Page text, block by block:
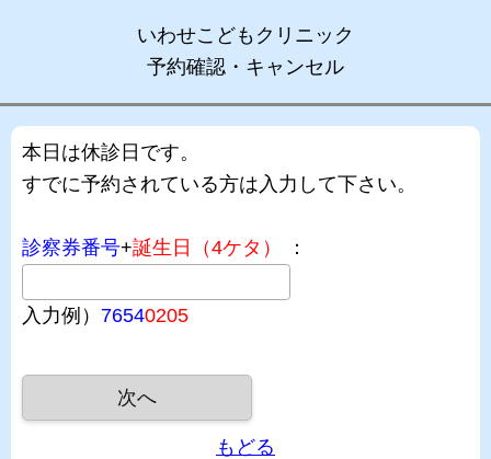
いわせこどもクリニック
予約確認・キャンセル
本日は休診日です。
すでに予約されている方は入力して下さい。
診察券番号+誕生日（4ケタ） ：
入力例） 76540205
もどる